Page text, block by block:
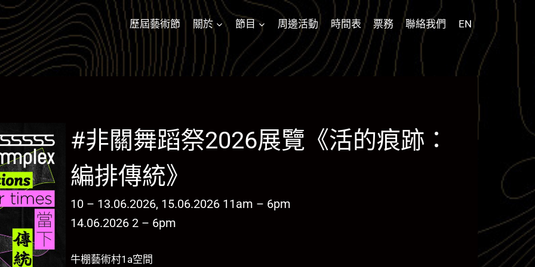
歷屆藝術節 關於 節目 周邊活動 時間表 票務 聯絡我們 EN
#非關舞蹈祭2026展覽《活的痕跡：
編排傳統》
10 – 13.06.2026, 15.06.2026 11am – 6pm
14.06.2026 2 – 6pm
牛棚藝術村1a空間